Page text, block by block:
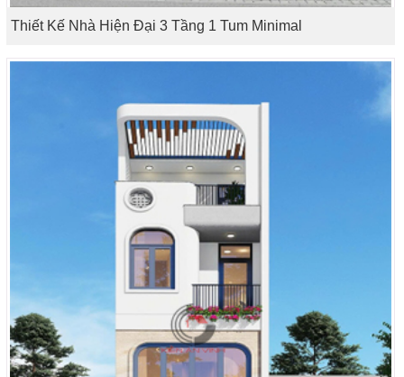
Thiết Kế Nhà Hiện Đại 3 Tầng 1 Tum Minimal